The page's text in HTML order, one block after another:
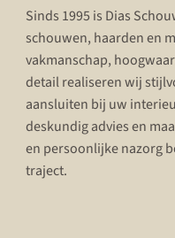
Sinds 1995 is Dias
schouwen, haarden en
vakmanschap,
detail realiseren wij
aansluiten bij uw
deskundig advies en
en persoonlijke nazorg
traject.